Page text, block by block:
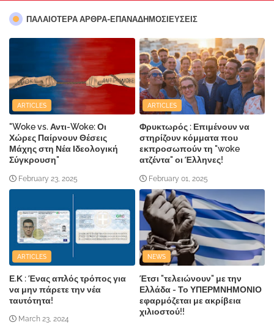
ΠΑΛΑΙΟΤΕΡΑ ΑΡΘΡΑ-ΕΠΑΝΑΔΗΜΟΣΙΕΥΣΕΙΣ
ARTICLES
"Woke vs. Αντι-Woke: Οι
Χώρες Παίρνουν Θέσεις
Μάχης στη Νέα Ιδεολογική
Σύγκρουση"
February 23, 2025
ARTICLES
Φρυκτωρός : Επιμένουν να
στηρίζουν κόμματα που
εκπροσωπούν τη "woke
ατζέντα" οι Έλληνες!
February 01, 2025
ARTICLES
Ε.Κ : Ένας απλός τρόπος για
να μην πάρετε την νέα
ταυτότητα!
March 23, 2024
NEWS
Έτσι "τελειώνουν" με την
Ελλάδα - Το ΥΠΕΡΜΝΗΜΟΝΙΟ
εφαρμόζεται με ακρίβεια
χιλιοστού!!